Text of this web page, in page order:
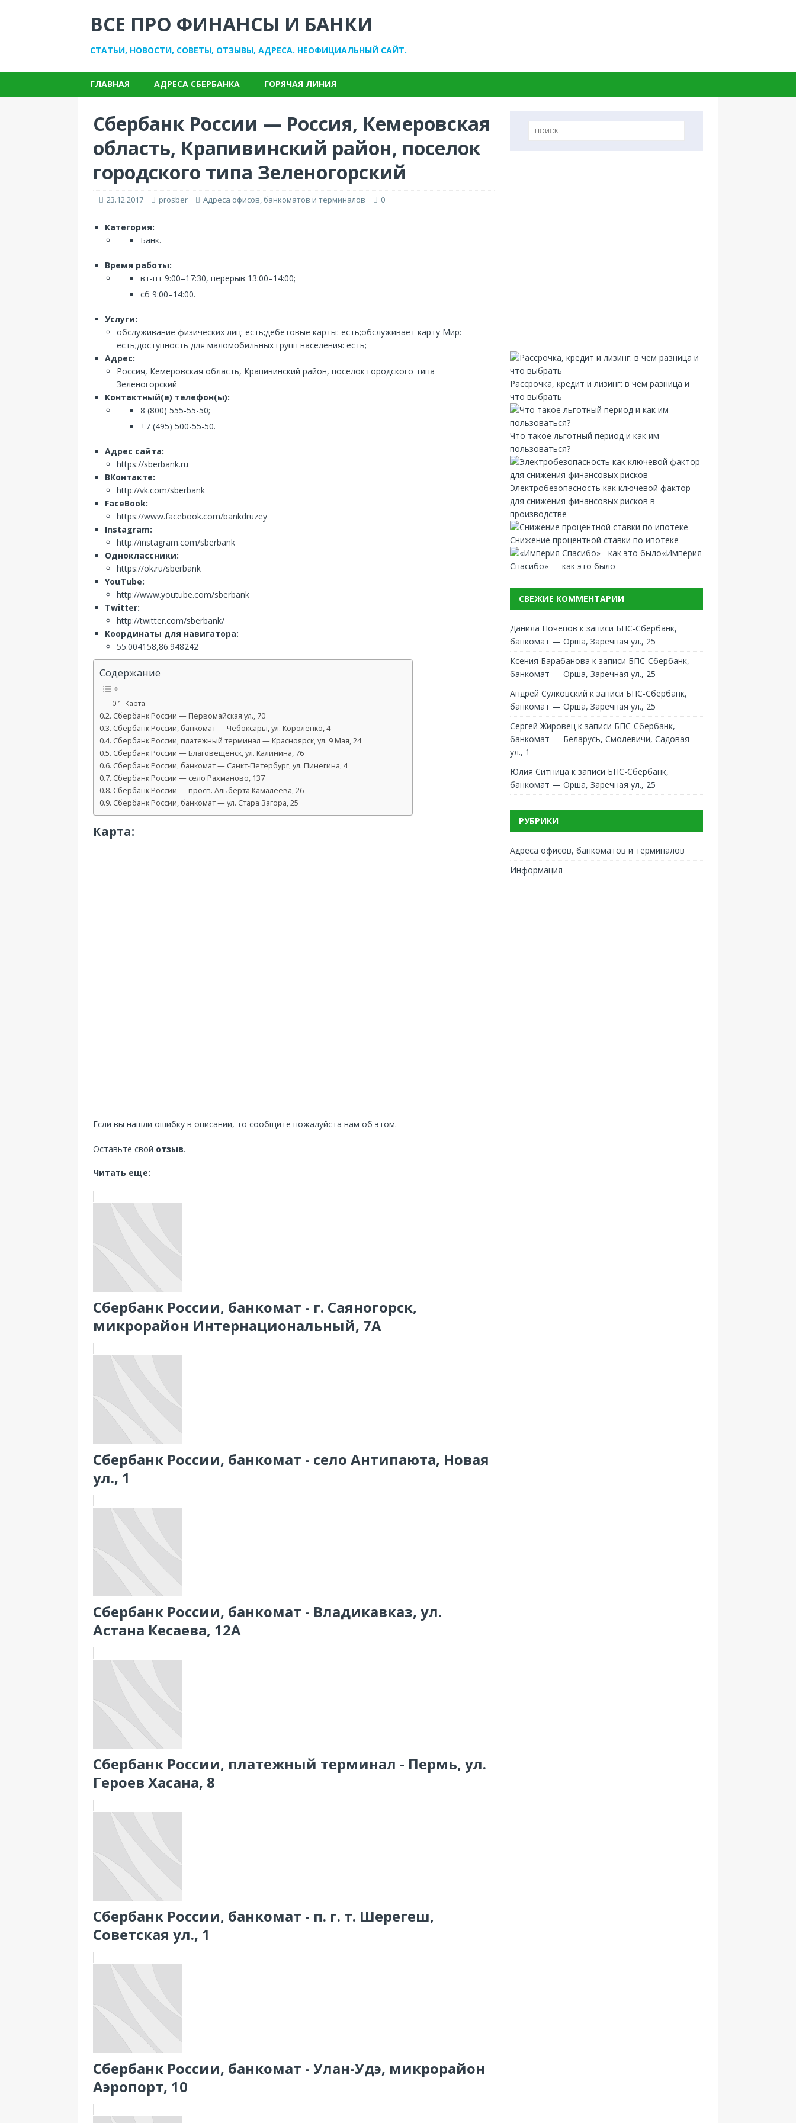
ВСЕ ПРО ФИНАНСЫ И БАНКИ
СТАТЬИ, НОВОСТИ, СОВЕТЫ, ОТЗЫВЫ, АДРЕСА. НЕОФИЦИАЛЬНЫЙ САЙТ.
ГЛАВНАЯ АДРЕСА СБЕРБАНКА ГОРЯЧАЯ ЛИНИЯ
Сбербанк России — Россия, Кемеровская
область, Крапивинский район, поселок
городского типа Зеленогорский
23.12.2017 prosber Адреса офисов, банкоматов и терминалов 0
Категория:
Банк.
Время работы:
вт-пт 9:00–17:30, перерыв 13:00–14:00;
сб 9:00–14:00.
Услуги:
обслуживание физических лиц: есть;дебетовые карты: есть;обслуживает карту Мир:
есть;доступность для маломобильных групп населения: есть;
Адрес:
Россия, Кемеровская область, Крапивинский район, поселок городского типа
Зеленогорский
Контактный(е) телефон(ы):
8 (800) 555-55-50;
+7 (495) 500-55-50.
Адрес сайта:
https://sberbank.ru
ВКонтакте:
http://vk.com/sberbank
FaceBook:
https://www.facebook.com/bankdruzey
Instagram:
http://instagram.com/sberbank
Одноклассники:
https://ok.ru/sberbank
YouTube:
http://www.youtube.com/sberbank
Twitter:
http://twitter.com/sberbank/
Координаты для навигатора:
55.004158,86.948242
Содержание
Карта:
Сбербанк России — Первомайская ул., 70
Сбербанк России, банкомат — Чебоксары, ул. Короленко, 4
Сбербанк России, платежный терминал — Красноярск, ул. 9 Мая, 24
Сбербанк России — Благовещенск, ул. Калинина, 76
Сбербанк России, банкомат — Санкт-Петербург, ул. Пинегина, 4
Сбербанк России — село Рахманово, 137
Сбербанк России — просп. Альберта Камалеева, 26
Сбербанк России, банкомат — ул. Стара Загора, 25
Карта:
Если вы нашли ошибку в описании, то сообщите пожалуйста нам об этом.
Оставьте свой отзыв.
Читать еще:
Сбербанк России, банкомат - г. Саяногорск,
микрорайон Интернациональный, 7А
Сбербанк России, банкомат - село Антипаюта, Новая
ул., 1
Сбербанк России, банкомат - Владикавказ, ул.
Астана Кесаева, 12А
Сбербанк России, платежный терминал - Пермь, ул.
Героев Хасана, 8
Сбербанк России, банкомат - п. г. т. Шерегеш,
Советская ул., 1
Сбербанк России, банкомат - Улан-Удэ, микрорайон
Аэропорт, 10
Рассрочка, кредит и лизинг: в чем разница и
что выбрать
Что такое льготный период и как им
пользоваться?
Электробезопасность как ключевой фактор
для снижения финансовых рисков в
производстве
Снижение процентной ставки по ипотеке
«Империя
Спасибо» — как это было
СВЕЖИЕ КОММЕНТАРИИ
Данила Почепов к записи БПС-Сбербанк,
банкомат — Орша, Заречная ул., 25
Ксения Барабанова к записи БПС-Сбербанк,
банкомат — Орша, Заречная ул., 25
Андрей Сулковский к записи БПС-Сбербанк,
банкомат — Орша, Заречная ул., 25
Сергей Жировец к записи БПС-Сбербанк,
банкомат — Беларусь, Смолевичи, Садовая
ул., 1
Юлия Ситница к записи БПС-Сбербанк,
банкомат — Орша, Заречная ул., 25
РУБРИКИ
Адреса офисов, банкоматов и терминалов
Информация